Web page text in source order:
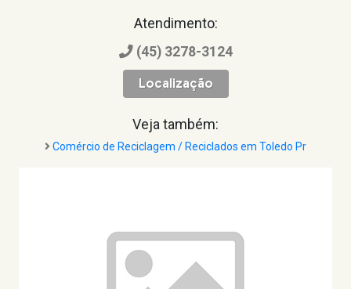
Atendimento:
(45) 3278-3124
Localização
Veja também:
Comércio de Reciclagem / Reciclados em Toledo Pr